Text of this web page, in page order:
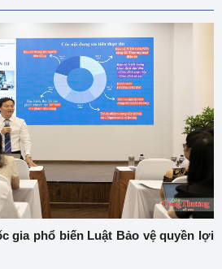
gia phổ biến Luật Bảo vệ quyền lợi